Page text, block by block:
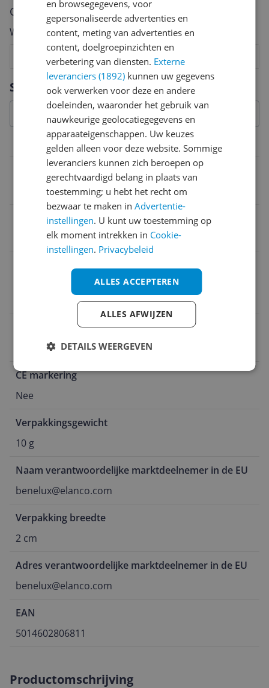
Specificaties
Overige kenmerken
Verpakking hoogte
Taal handleiding
Nederlands
E-mailadres verantwoordelijke marktdeelnemer in
benelux@elanco.com
Verpakking lengte
CE markering
Nee
Verpakkingsgewicht
10 g
Naam verantwoordelijke marktdeelnemer in de EU
benelux@elanco.com
Verpakking breedte
2 cm
Adres verantwoordelijke marktdeelnemer in de EU
benelux@elanco.com
EAN
5014602806811
Productomschrijving
Cijfer
Welk cijfer geef jij dit product?
5
3
Vraag 1 van 4
en browsegegevens, voor
gepersonaliseerde advertenties en
content, meting van advertenties en
content, doelgroepinzichten en
verbetering van diensten. Externe
leveranciers (1892) kunnen uw gegevens
ook verwerken voor deze en andere
doeleinden, waaronder het gebruik van
nauwkeurige geolocatiegegevens en
apparaateigenschappen. Uw keuzes
gelden alleen voor deze website. Sommige
leveranciers kunnen zich beroepen op
gerechtvaardigd belang in plaats van
toestemming; u hebt het recht om
bezwaar te maken inAdvertentie-
instellingen. U kunt uw toestemming op
elk moment intrekken in Cookie-
instellingen. Privacybeleid
ALLES ACCEPTEREN
ALLES AFWIJZEN
DETAILS WEERGEVEN